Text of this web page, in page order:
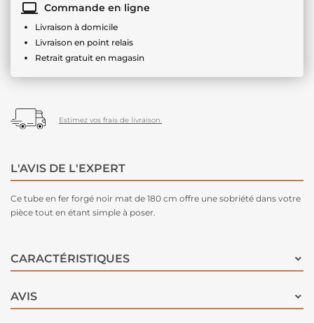
Commande en ligne
Livraison à domicile
Livraison en point relais
Retrait gratuit en magasin
Estimez vos frais de livraison.
L'AVIS DE L'EXPERT
Ce tube en fer forgé noir mat de 180 cm offre une sobriété dans votre
pièce tout en étant simple à poser.
CARACTÉRISTIQUES
AVIS